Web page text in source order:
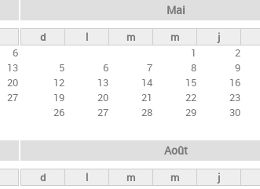
6
13
20
27
Mai
d l m m j
1
2
5
6 7 8 9
12
13 14 15 16
19
20 21 22 23
26
27 28 29 30
Août
d l m m j